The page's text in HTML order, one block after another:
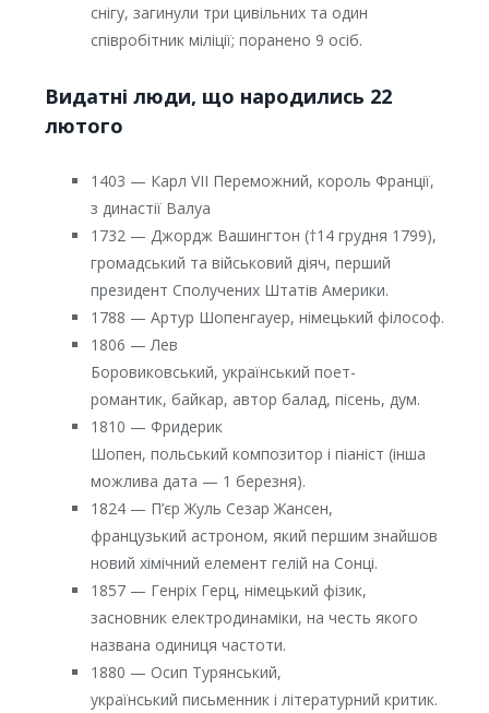
снігу, загинули три цивільних та один
співробітник міліції; поранено 9 осіб.
Видатні люди, що народились 22
лютого
1403 — Карл VII Переможний, король Франції,
з династії Валуа
1732 — Джордж Вашингтон (†14 грудня 1799),
громадський та військовий діяч, перший
президент Сполучених Штатів Америки.
1788 — Артур Шопенгауер, німецький філософ.
1806 — Лев
Боровиковський, український поет-
романтик, байкар, автор балад, пісень, дум.
1810 — Фридерик
Шопен, польський композитор і піаніст (інша
можлива дата — 1 березня).
1824 — П’єр Жуль Сезар Жансен,
французький астроном, який першим знайшов
новий хімічний елемент гелій на Сонці.
1857 — Генріх Герц, німецький фізик,
засновник електродинаміки, на честь якого
названа одиниця частоти.
1880 — Осип Турянський,
український письменник і літературний критик.